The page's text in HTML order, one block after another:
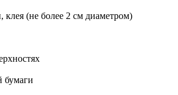
клея (не более 2 см диаметром)
бумаги